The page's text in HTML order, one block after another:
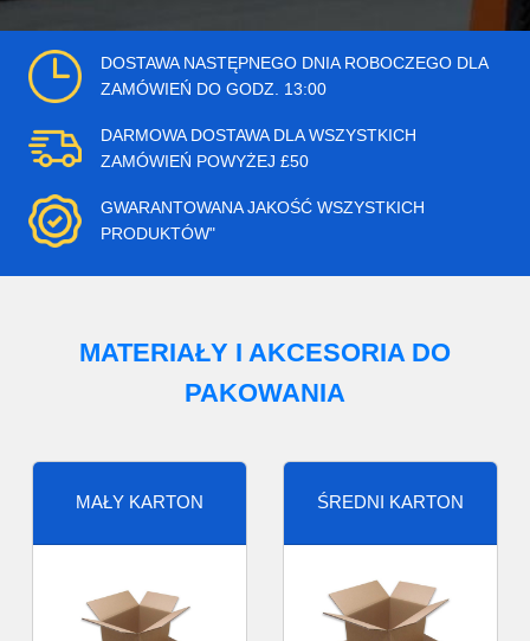
DOSTAWA NASTĘPNEGO DNIA ROBOCZEGO DLA
ZAMÓWIEŃ DO GODZ. 13:00
DARMOWA DOSTAWA DLA WSZYSTKICH
ZAMÓWIEŃ POWYŻEJ £50
GWARANTOWANA JAKOŚĆ WSZYSTKICH
PRODUKTÓW"
MATERIAŁY I AKCESORIA DO
PAKOWANIA
MAŁY KARTON ŚREDNI KARTON